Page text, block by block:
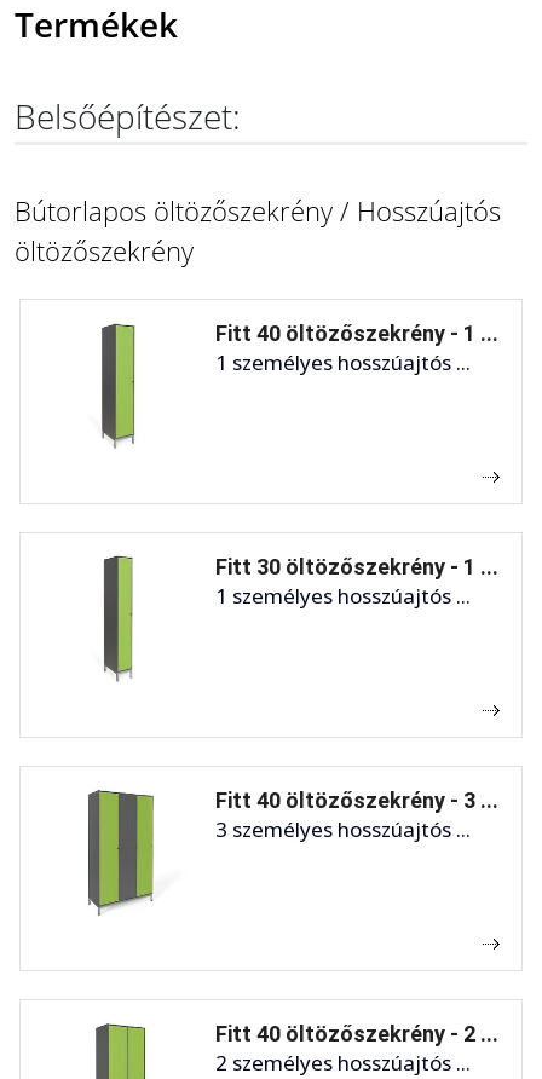
Termékek
Belsőépítészet:
Bútorlapos öltözőszekrény / Hosszúajtós
öltözőszekrény
Fitt 40 öltözőszekrény - 1 ...
1 személyes hosszúajtós ...
Fitt 30 öltözőszekrény - 1 ...
1 személyes hosszúajtós ...
Fitt 40 öltözőszekrény - 3 ...
3 személyes hosszúajtós ...
Fitt 40 öltözőszekrény - 2 ...
2 személyes hosszúajtós ...